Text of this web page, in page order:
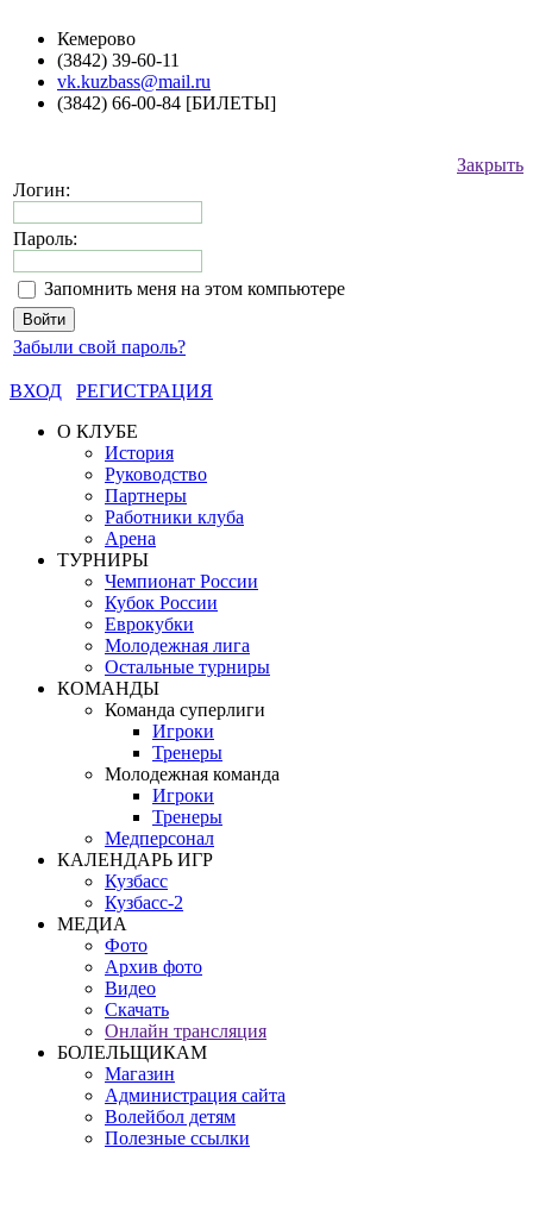
Кемерово
(3842) 39-60-11
vk.kuzbass@mail.ru
(3842) 66-00-84 [БИЛЕТЫ]
Закрыть
Логин:
Пароль:
Запомнить меня на этом компьютере
Забыли свой пароль?
ВХОД
РЕГИСТРАЦИЯ
О КЛУБЕ
История
Руководство
Партнеры
Работники клуба
Арена
ТУРНИРЫ
Чемпионат России
Кубок России
Еврокубки
Молодежная лига
Остальные турниры
КОМАНДЫ
Команда суперлиги
Игроки
Тренеры
Молодежная команда
Игроки
Тренеры
Медперсонал
КАЛЕНДАРЬ ИГР
Кузбасс
Кузбасс-2
МЕДИА
Фото
Архив фото
Видео
Скачать
Онлайн трансляция
БОЛЕЛЬЩИКАМ
Магазин
Администрация сайта
Волейбол детям
Полезные ссылки